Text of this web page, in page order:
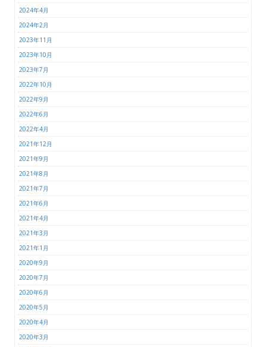
2024年4月
2024年2月
2023年11月
2023年10月
2023年7月
2022年10月
2022年9月
2022年6月
2022年4月
2021年12月
2021年9月
2021年8月
2021年7月
2021年6月
2021年4月
2021年3月
2021年1月
2020年9月
2020年7月
2020年6月
2020年5月
2020年4月
2020年3月